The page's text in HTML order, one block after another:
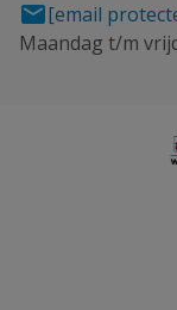
[email
Maandag t/m